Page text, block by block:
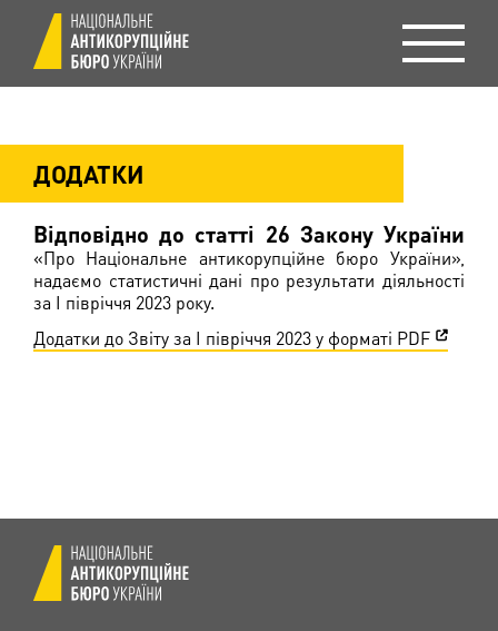
ДОДАТКИ
Відповідно до статті 26 Закону України
«Про Національне антикорупційне бюро України»,
надаємо статистичні дані про результати діяльності
за I півріччя 2023 року.
Додатки до Звіту за I півріччя 2023 у форматі PDF